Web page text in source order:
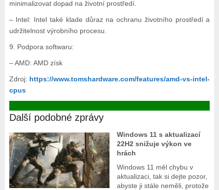
minimalizovat dopad na životní prostředí.
– Intel: Intel také klade důraz na ochranu životního prostředí a
udržitelnost výrobního procesu.
9. Podpora softwaru:
– AMD: AMD získ
Zdroj: https://www.tomshardware.com/features/amd-vs-intel-
cpus
Další podobné zprávy
Windows 11 s aktualizací
22H2 snižuje výkon ve
hrách
Windows 11 měl chybu v
aktualizaci, tak si dejte pozor,
abyste ji stále neměli, protože